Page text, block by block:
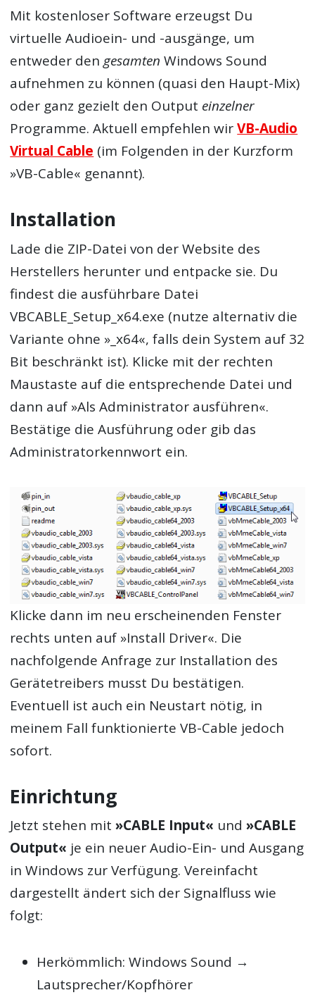
Mit kostenloser Software erzeugst Du
virtuelle Audioein- und -ausgänge, um
entweder dengesamten Windows Sound
aufnehmen zu können (quasi den Haupt-Mix)
oder ganz gezielt den Output einzelner
Programme. Aktuell empfehlen wirVB-Audio
Virtual Cable (im Folgenden in der Kurzform
»VB-Cable« genannt).
Installation
Lade die ZIP-Datei von der Website des
Herstellers herunter und entpacke sie. Du
findest die ausführbare Datei
VBCABLE_Setup_x64.exe (nutze alternativ die
Variante ohne »_x64«, falls dein System auf 32
Bit beschränkt ist). Klicke mit der rechten
Maustaste auf die entsprechende Datei und
dann auf »Als Administrator ausführen«.
Bestätige die Ausführung oder gib das
Administratorkennwort ein.
Klicke dann im neu erscheinenden Fenster
rechts unten auf »Install Driver«. Die
nachfolgende Anfrage zur Installation des
Gerätetreibers musst Du bestätigen.
Eventuell ist auch ein Neustart nötig, in
meinem Fall funktionierte VB-Cable jedoch
sofort.
Einrichtung
Jetzt stehen mit»CABLE Input« und»CABLE
Output« je ein neuer Audio-Ein- und Ausgang
in Windows zur Verfügung. Vereinfacht
dargestellt ändert sich der Signalfluss wie
folgt:
Herkömmlich: Windows Sound →
Lautsprecher/Kopfhörer